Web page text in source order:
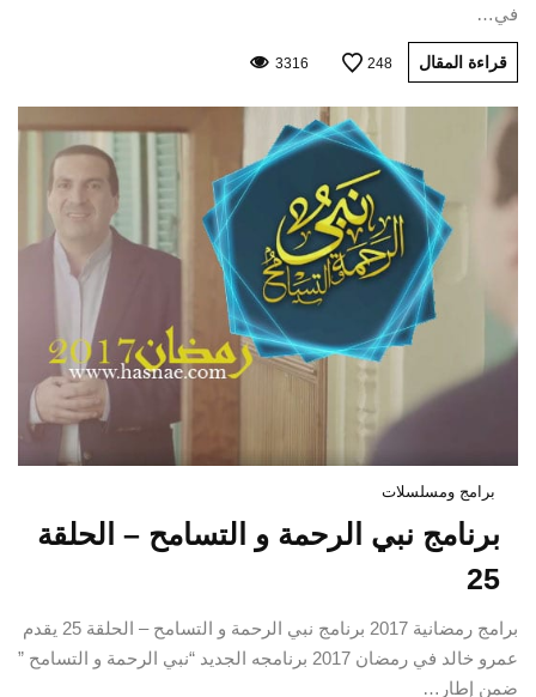
في…
قراءة المقال 248
3316
برامج ومسلسلات
برنامج نبي الرحمة و التسامح – الحلقة
25
برامج رمضانية 2017 برنامج نبي الرحمة و التسامح – الحلقة 25 يقدم
عمرو خالد في رمضان 2017 برنامجه الجديد “نبي الرحمة و التسامح ”
ضمن إطار…